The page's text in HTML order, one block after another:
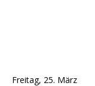
Freitag, 25. März